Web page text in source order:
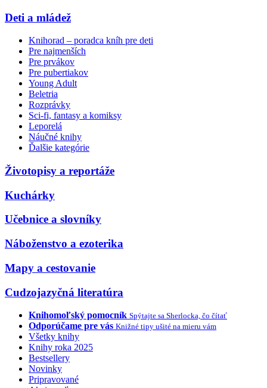
Deti a mládež
Knihorad – poradca kníh pre deti
Pre najmenších
Pre prvákov
Pre pubertiakov
Young Adult
Beletria
Rozprávky
Sci-fi, fantasy a komiksy
Leporelá
Náučné knihy
Ďalšie kategórie
Životopisy a reportáže
Kuchárky
Učebnice a slovníky
Náboženstvo a ezoterika
Mapy a cestovanie
Cudzojazyčná literatúra
Knihomoľský pomocník Spýtajte sa Sherlocka, čo čítať
Odporúčame pre vás Knižné tipy ušité na mieru vám
Všetky knihy
Knihy roka 2025
Bestsellery
Novinky
Pripravované